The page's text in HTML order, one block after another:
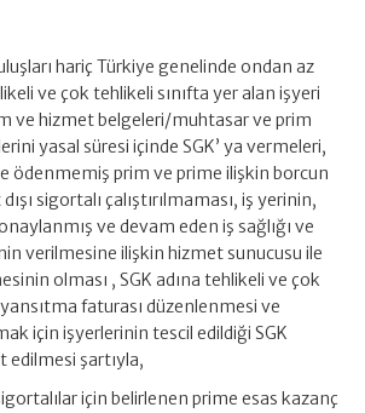
hariç Türkiye genelinde ondan az
ve çok tehlikeli sınıfta yer alan işyeri
ve hizmet belgeleri/muhtasar ve prim
yasal süresi içinde SGK’ ya vermeleri,
ödenmemiş prim ve prime ilişkin borcun
sigortalı çalıştırılmaması, iş yerinin,
ve devam eden iş sağlığı ve
verilmesine ilişkin hizmet sunucusu ile
olması , SGK adına tehlikeli ve çok
faturası düzenlenmesi ve
için işyerlerinin tescil edildiği SGK
şartıyla,
için belirlenen prime esas kazanç